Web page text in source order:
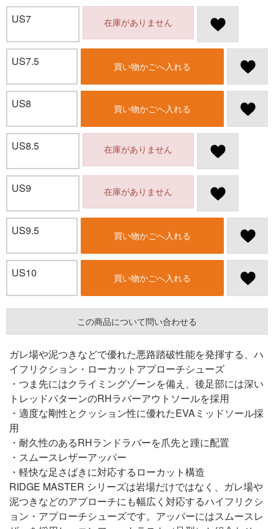
US7 在庫がありません
US7.5 買い物かごへ入れる
US8 買い物かごへ入れる
US8.5 在庫がありません
US9 在庫がありません
US9.5 買い物かごへ入れる
US10 買い物かごへ入れる
この商品について問い合わせる
ガレ場や泥つきなどで優れた悪路踏破性能を発揮する、ハ
イフリクション・ローカットアプローチシューズ
・つま先にはクライミングゾーンを備え、後足部には深い
トレッドパターンのRHラバーアウトソールを採用
・適度な剛性とクッション性に優れたEVAミッドソール採
用
・耐久性のあるRHランドラバーを爪先と踵に配置
・スムースレザーアッパー
・軽快な足さばきに対応するローカット構造
RIDGE MASTER シリーズは岩場だけではなく、ガレ場や
泥つきなどのアプローチにも幅広く対応するハイフリクシ
ョン・アプローチシューズです。アッパーにはスムースレ